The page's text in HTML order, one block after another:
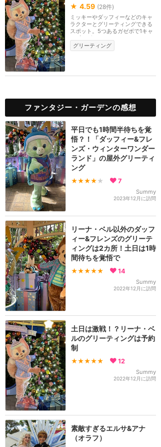
★ 4.59 (28件)
ミッキーやダッフィーなどのキャ
ラクターとグリーティングできる
スポット。5つあるガゼボで1キャ
ラずつグリーティ...
グリーティング
ファンタジー・ガーデンの感想
平日でも1時間半待ちを覚
悟？！「ダッフィー&フレ
ンズ・ウィンターワンダー
ランド」の屋外グリーティ
ング
★★★★ ★ 7
Summy
2023年12月に訪問
リーナ・ベル以外のダッフ
ィー&フレンズのグリーテ
ィングは2カ所！土日は1時
間待ちを覚悟で
★★★★★ 14
Summy
2022年12月に訪問
土日は激戦！？リーナ・ベ
ルのグリーティングは予約
制
★★★★★ 12
Summy
2022年12月に訪問
素敵すぎるエルサ&アナ
（オラフ）